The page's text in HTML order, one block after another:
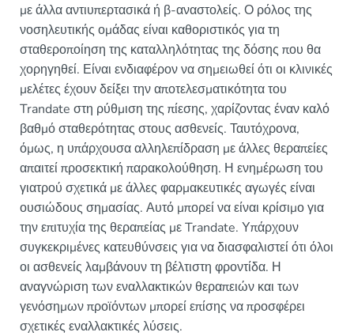
με άλλα αντιυπερτασικά ή β-αναστολείς. Ο ρόλος της
νοσηλευτικής ομάδας είναι καθοριστικός για τη
σταθεροποίηση της καταλληλότητας της δόσης που θα
χορηγηθεί. Είναι ενδιαφέρον να σημειωθεί ότι οι κλινικές
μελέτες έχουν δείξει την αποτελεσματικότητα του
Trandate στη ρύθμιση της πίεσης, χαρίζοντας έναν καλό
βαθμό σταθερότητας στους ασθενείς. Ταυτόχρονα,
όμως, η υπάρχουσα αλληλεπίδραση με άλλες θεραπείες
απαιτεί προσεκτική παρακολούθηση. Η ενημέρωση του
γιατρού σχετικά με άλλες φαρμακευτικές αγωγές είναι
ουσιώδους σημασίας. Αυτό μπορεί να είναι κρίσιμο για
την επιτυχία της θεραπείας με Trandate. Υπάρχουν
συγκεκριμένες κατευθύνσεις για να διασφαλιστεί ότι όλοι
οι ασθενείς λαμβάνουν τη βέλτιστη φροντίδα. Η
αναγνώριση των εναλλακτικών θεραπειών και των
γενόσημων προϊόντων μπορεί επίσης να προσφέρει
σχετικές εναλλακτικές λύσεις.